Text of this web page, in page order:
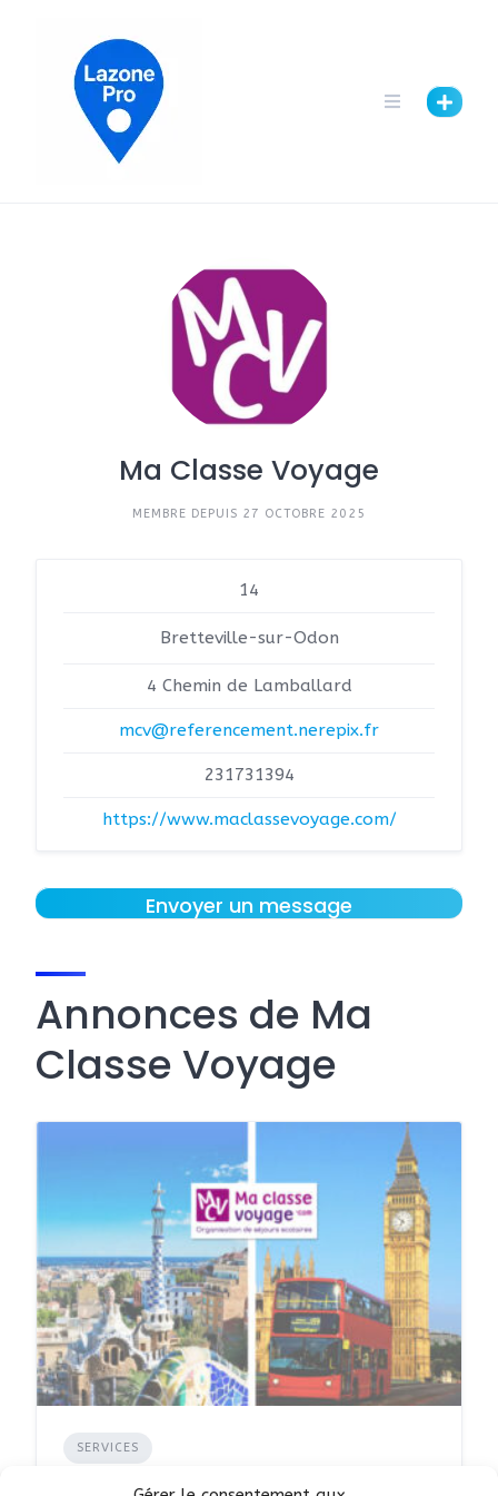
Ma Classe Voyage
MEMBRE DEPUIS 27 OCTOBRE 2025
14
Bretteville-sur-Odon
4 Chemin de Lamballard
mcv@referencement.nerepix.fr
231731394
https://www.maclassevoyage.com/
Envoyer un message
Annonces de Ma
Classe Voyage
SERVICES
Ma Classe Voyage - agence